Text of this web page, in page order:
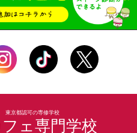
東京都認可の専修学校
ェ専門学校